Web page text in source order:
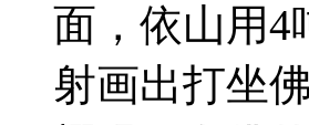
面，依山用4
射画出打坐